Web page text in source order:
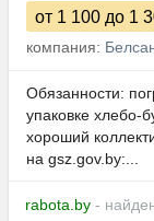
от 1 100 до 1
компания:
Обязанности:
упаковке хлебо-
хороший
на gsz.gov.⁣by:...
rabota.by -